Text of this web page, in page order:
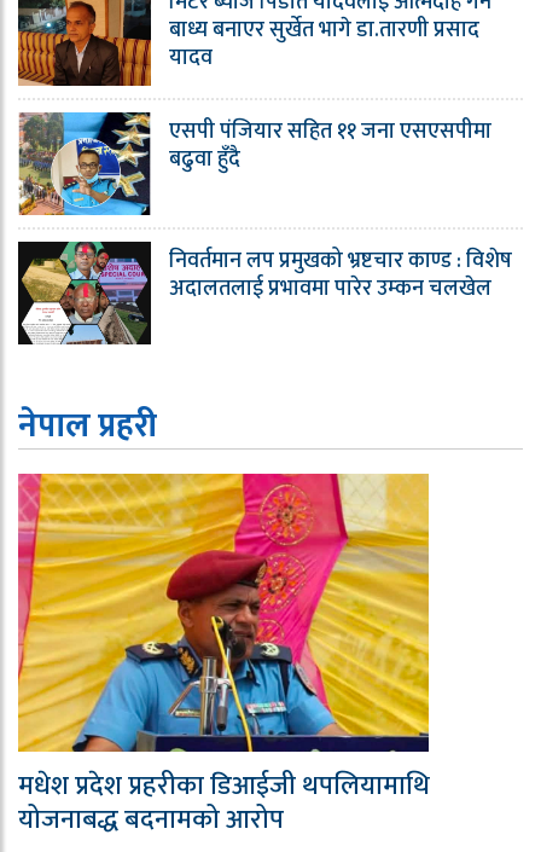
बाध्य बनाएर सुर्खेत भागे डा.तारणी प्रसाद
यादव
एसपी पंजियार सहित ११ जना एसएसपीमा
बढुवा हुँदै
निवर्तमान लप प्रमुखको भ्रष्टचार काण्ड : विशेष
अदालतलाई प्रभावमा पारेर उम्कन चलखेल
नेपाल प्रहरी
मधेश प्रदेश प्रहरीका डिआईजी थपलियामाथि
योजनाबद्ध बदनामको आरोप